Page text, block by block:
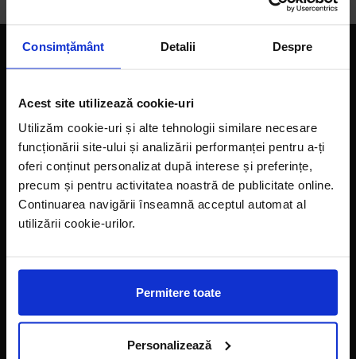
Consimțământ Detalii Despre
Acest site utilizează cookie-uri
Utilizăm cookie-uri și alte tehnologii similare necesare
funcționării site-ului și analizării performanței pentru a-ți
oferi conținut personalizat după interese și preferințe,
precum și pentru activitatea noastră de publicitate online.
Continuarea navigării înseamnă acceptul automat al
utilizării cookie-urilor.
Permitere toate
Personalizează
Companie
Magazine
Despre noi
LaDoiPași Extra
Hora reciclării
Contact
Franciza LaDoiPași